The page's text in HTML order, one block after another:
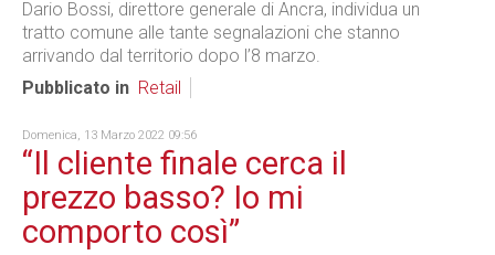
Dario Bossi, direttore generale di Ancra, individua un
tratto comune alle tante segnalazioni che stanno
arrivando dal territorio dopo l’8 marzo.
Pubblicato in Retail
Domenica, 13 Marzo 2022 09:56
“Il cliente finale cerca il
prezzo basso? Io mi
comporto così”